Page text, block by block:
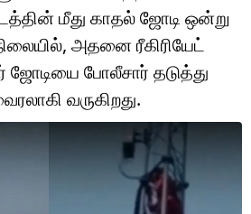
மீது காதல் ஜோடி ஒன்று
அதனை ரீகிரியேட்
ஜோடியை போலீசார் தடுத்து
வருகிறது.